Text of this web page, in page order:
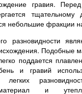
гравия.
небольшие фракции
разновидности
Подобные
поддается
и гравий
легких
и